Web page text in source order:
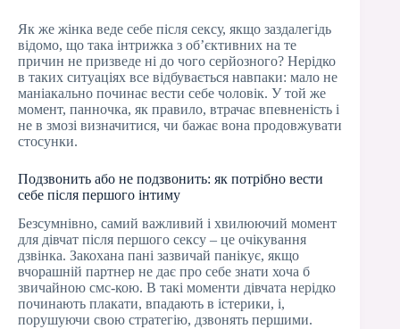
Як же жінка веде себе після сексу, якщо заздалегідь
відомо, що така інтрижка з об’єктивних на те
причин не призведе ні до чого серйозного? Нерідко
в таких ситуаціях все відбувається навпаки: мало не
маніакально починає вести себе чоловік. У той же
момент, панночка, як правило, втрачає впевненість і
не в змозі визначитися, чи бажає вона продовжувати
стосунки.
Подзвонить або не подзвонить: як потрібно вести
себе після першого інтиму
Безсумнівно, самий важливий і хвилюючий момент
для дівчат після першого сексу – це очікування
дзвінка. Закохана пані зазвичай панікує, якщо
вчорашній партнер не дає про себе знати хоча б
звичайною смс-кою. В такі моменти дівчата нерідко
починають плакати, впадають в істерики, і,
порушуючи свою стратегію, дзвонять першими.